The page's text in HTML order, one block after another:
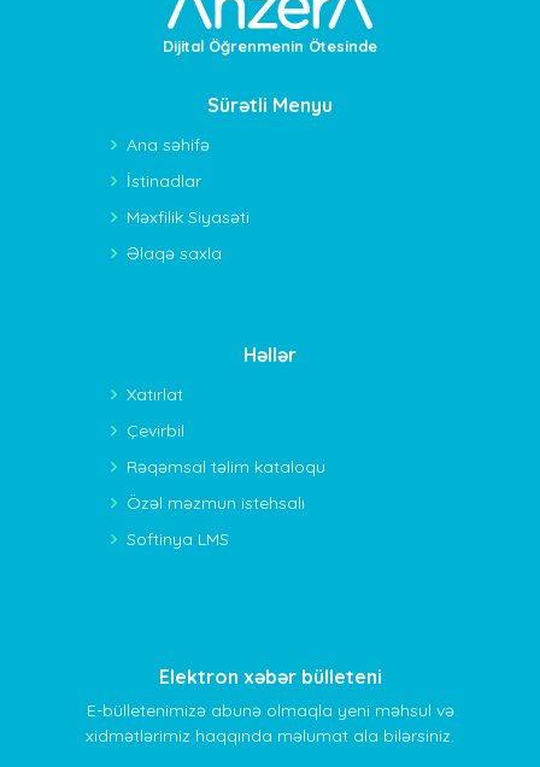
Dijital Öğrenmenin Ötesinde
Sürətli Menyu
Ana səhifə
İstinadlar
Məxfilik Siyasəti
Əlaqə saxla
Həllər
Xatırlat
Çevirbil
Rəqəmsal təlim kataloqu
Özəl məzmun istehsalı
Softinya LMS
Elektron xəbər bülleteni
E-bülletenimizə abunə olmaqla yeni məhsul və
xidmətlərimiz haqqında məlumat ala bilərsiniz.